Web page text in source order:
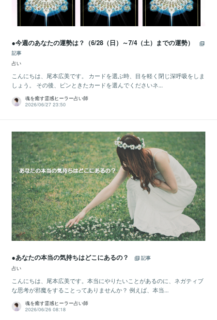
●今週のあなたの運勢は？（6/28（日）～7/4（土）までの運勢）
記事
占い
こんにちは、尾本広美です。 カードを選ぶ時、目を軽く閉じ深呼吸をしま
しょう。 その後、ピンときたカードを選んでくださいネ...
魂を癒す霊感ヒーラー占い師
2026/06/27 23:50
●あなたの本当の気持ちはどこにあるの？
記事
占い
こんにちは、尾本広美です。本当にやりたいことがあるのに、ネガティブ
な思考が邪魔をすることってありませんか？ 例えば、本当...
魂を癒す霊感ヒーラー占い師
2026/06/26 08:18